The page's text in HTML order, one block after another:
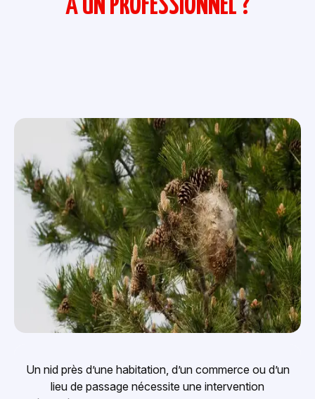
À UN PROFESSIONNEL ?
Un nid près d’une habitation, d’un commerce ou d’un
lieu de passage nécessite une intervention